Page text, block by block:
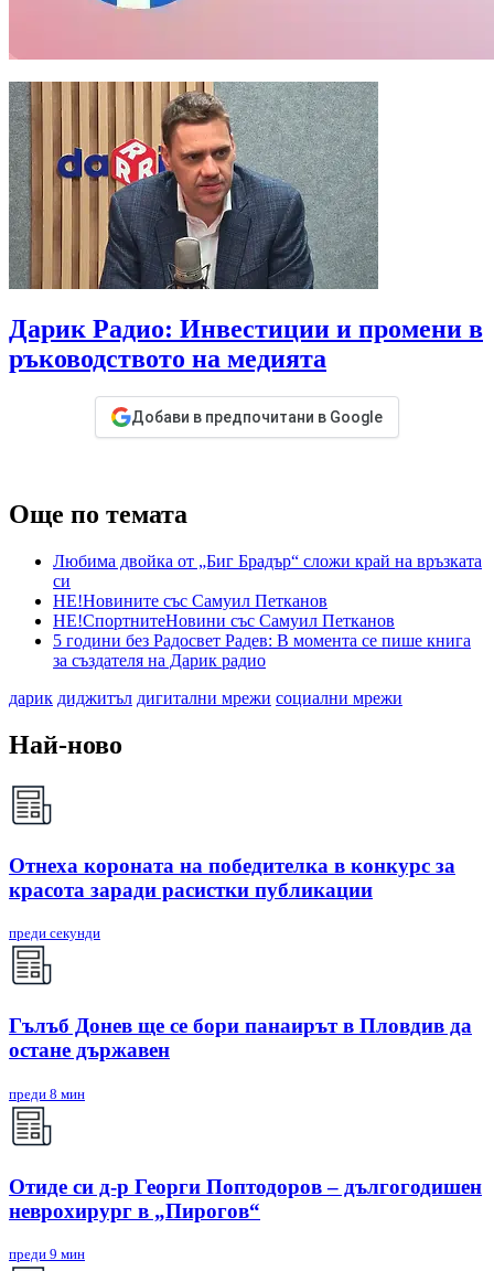
Дарик Радио: Инвестиции и промени в
ръководството на медията
Добави в предпочитани в Google
Още по темата
Любима двойка от „Биг Брадър“ сложи край на връзката
си
НЕ!Новините със Самуил Петканов
НЕ!СпортнитеНовини със Самуил Петканов
5 години без Радосвет Радев: В момента се пише книга
за създателя на Дарик радио
дарик диджитъл дигитални мрежи социални мрежи
Най-ново
Отнеха короната на победителка в конкурс за
красота заради расистки публикации
преди секунди
Гълъб Донев ще се бори панаирът в Пловдив да
остане държавен
преди 8 мин
Отиде си д-р Георги Поптодоров – дългогодишен
неврохирург в „Пирогов“
преди 9 мин